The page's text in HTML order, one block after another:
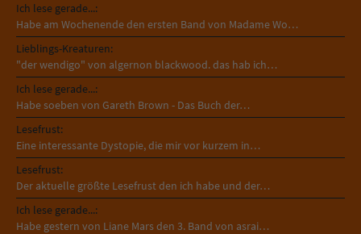
Ich lese gerade...:
Habe am Wochenende den ersten Band von Madame Wo…
Lieblings-Kreaturen:
"der wendigo" von algernon blackwood. das hab ich…
Ich lese gerade...:
Habe soeben von Gareth Brown - Das Buch der…
Lesefrust:
Eine interessante Dystopie, die mir vor kurzem in…
Lesefrust:
Der aktuelle größte Lesefrust den ich habe und der…
Ich lese gerade...:
Habe gestern von Liane Mars den 3. Band von asrai…